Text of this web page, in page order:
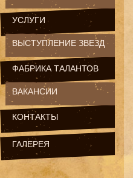
УСЛУГИ
ВЫСТУПЛЕНИЕ ЗВЕЗД
ФАБРИКА ТАЛАНТОВ
ВАКАНСИИ
КОНТАКТЫ
ГАЛЕРЕЯ